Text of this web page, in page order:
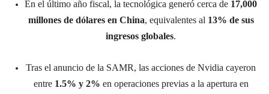
En el último año fiscal, la tecnológica generó cerca de 17,000
millones de dólares en China, equivalentes al 13% de sus
ingresos globales.
Tras el anuncio de la SAMR, las acciones de Nvidia cayeron
entre 1.5% y 2% en operaciones previas a la apertura en